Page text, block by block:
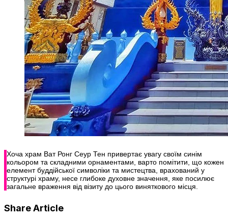
Хоча храм Ват Ронг Сеур Тен привертає увагу своїм синім
кольором та складними орнаментами, варто помітити, що кожен
елемент буддійської символіки та мистецтва, врахований у
структурі храму, несе глибоке духовне значення, яке посилює
загальне враження від візиту до цього виняткового місця.
Share Article